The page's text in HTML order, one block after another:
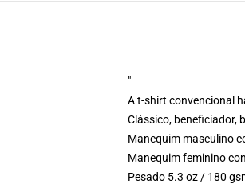
"
A t-shirt convencional
Clássico, beneficiador,
Manequim masculino
Manequim feminino
Pesado 5.3 oz / 180